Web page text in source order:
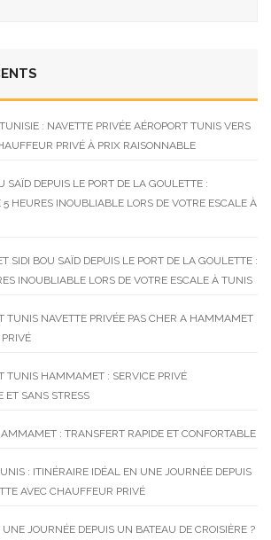
: NAVETTE PRIVÉE AÉROPORT TUNIS VERS
PRIVÉ À PRIX RAISONNABLE
SAÏD DEPUIS LE PORT DE LA GOULETTE :
5 HEURES INOUBLIABLE LORS DE VOTRE ESCALE À
SIDI BOU SAÏD DEPUIS LE PORT DE LA GOULETTE :
INOUBLIABLE LORS DE VOTRE ESCALE À TUNIS
TUNIS NAVETTE PRIVÉE PAS CHER A HAMMAMET
TUNIS HAMMAMET : SERVICE PRIVÉ
ET SANS STRESS
: TRANSFERT RAPIDE ET CONFORTABLE
: ITINÉRAIRE IDÉAL EN UNE JOURNÉE DEPUIS
AVEC CHAUFFEUR PRIVÉ
JOURNÉE DEPUIS UN BATEAU DE CROISIÈRE ?